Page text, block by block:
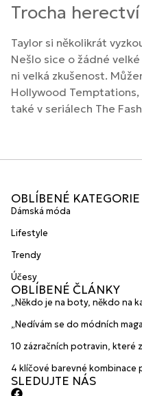
Trocha herectví
Taylor si několikrát
Nešlo sice o žádné
ni velká zkušenost.
Hollywood Temptations,
také v seriálech The
OBLÍBENÉ KATEGORIE
Dámská móda
Lifestyle
Trendy
Účesy
OBLÍBENÉ ČLÁNKY
„Někdo je na boty, někdo na
HANAJANA Swimwear
„Nedívám se do módních
10 zázračních potravin, které
4 klíčové barevné
SLEDUJTE NÁS